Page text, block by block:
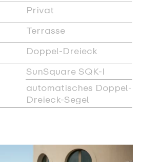
Privat
Terrasse
Doppel-Dreieck
SunSquare SQK-I
automatisches Doppel-
Dreieck-Segel